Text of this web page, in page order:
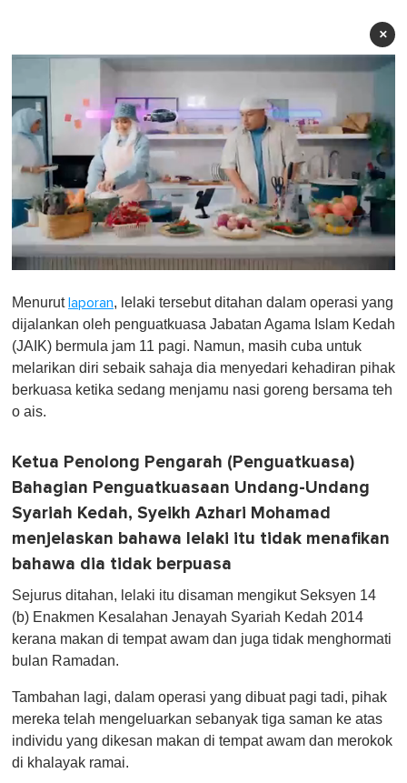
×
f
1
i
n
t
e
Menurut laporan, lelaki tersebut ditahan dalam operasi yang
dijalankan oleh penguatkuasa Jabatan Agama Islam Kedah
(JAIK) bermula jam 11 pagi. Namun, masih cuba untuk
melarikan diri sebaik sahaja dia menyedari kehadiran pihak
berkuasa ketika sedang menjamu nasi goreng bersama teh
o ais.
Ketua Penolong Pengarah (Penguatkuasa)
Bahagian Penguatkuasaan Undang-Undang
Syariah Kedah, Syeikh Azhari Mohamad
menjelaskan bahawa lelaki itu tidak menafikan
bahawa dia tidak berpuasa
Sejurus ditahan, lelaki itu disaman mengikut Seksyen 14
(b) Enakmen Kesalahan Jenayah Syariah Kedah 2014
kerana makan di tempat awam dan juga tidak menghormati
bulan Ramadan.
Tambahan lagi, dalam operasi yang dibuat pagi tadi, pihak
mereka telah mengeluarkan sebanyak tiga saman ke atas
individu yang dikesan makan di tempat awam dan merokok
di khalayak ramai.